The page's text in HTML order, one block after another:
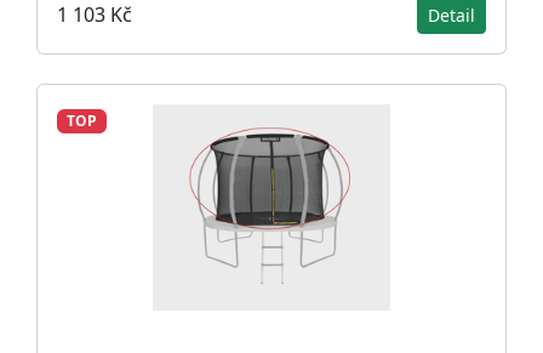
1 103 Kč Detail
TOP